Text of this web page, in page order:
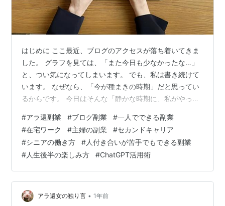
はじめに ここ最近、ブログのアクセスが落ち着いてきま
した。 グラフを見ては、「また今日も少なかったな…」
と、つい気になってしまいます。 でも、私は書き続けて
います。 なぜなら、「今が種まきの時期」だと思ってい
るからです。 今日はそんな「静かな時期に、私がやって
に記事を置いておく ブログって、「いま見られていなく
ても、ある日突然読まれる」ことがあります。 実際に、
数ヶ月前に書いた「アドセンス収益の記事」が今になっ
て読まれていたり、 古いアーチェリーの記事が検索から
届いていたり。 だから私は、「誰かが迷いながら検索し
てきたとき」に、 静かに読まれ…
#アラ還副業 #ブログ副業 #一人でできる副業
#在宅ワーク #主婦の副業 #セカンドキャリア
#シニアの働き方 #人付き合いが苦手でもできる副業
#人生後半の楽しみ方 #ChatGPT活用術
アラ還女の独り言 • 1年前